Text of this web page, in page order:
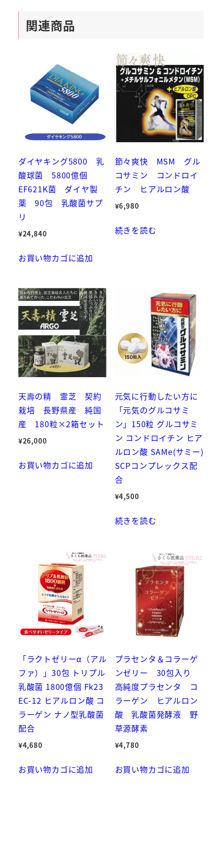
関連商品
ダイヤキング5800 乳
酸球菌 5800億個
EF621K菌 ダイヤ製
薬 90包 乳酸菌サプ
リ
¥24,840
お買い物カゴに追加
節々爽快 MSM グル
コサミン コンドロイ
チン ヒアルロン酸
¥6,980
続きを読む
天壽の精 霊芝 契約
栽培 長野県産 純国
産 180粒×2箱セット
¥26,000
お買い物カゴに追加
元気に行動したい方に
「元気のグルコサミ
ン」150粒 グルコサミ
ン コンドロイチン ヒア
ルロン酸 SAMe(サミー)
SCPコンプレックス配
合
¥4,500
続きを読む
「ラクトゼリーα（アル
ファ）」30包 トリプル
乳酸菌 1800億個 Fk23
EC-12 ヒアルロン酸 コ
ラーゲン ナノ型乳酸菌
配合
¥4,680
お買い物カゴに追加
プラセンタ＆コラーゲ
ンゼリー 30包入り
高純度プラセンタ コ
ラーゲン ヒアルロン
酸 乳酸菌発酵液 野
草源酵素
¥4,780
お買い物カゴに追加